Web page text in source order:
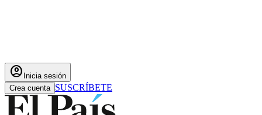
account_circle Inicia sesión
Crea cuenta SUSCRÍBETE